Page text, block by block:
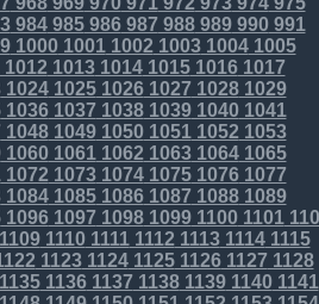
984985986987 988989990991
100010011002 100310041005
1012 10131014101510161017
1024102510261027 10281029
10361037 1038103910401041
10481049105010511052 1053
106010611062 106310641065
1072 10731074107510761077
1084108510861087 10881089
10961097 1098109911001101
111011111112 111311141115
11231124112511261127 1128
11361137 1138113911401141